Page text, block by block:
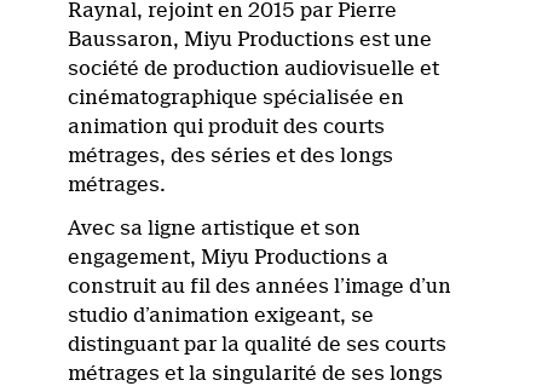
Raynal, rejoint en 2015 par Pierre
Baussaron, Miyu Productions est une
société de production audiovisuelle et
cinématographique spécialisée en
animation qui produit des courts
métrages, des séries et des longs
métrages.
Avec sa ligne artistique et son
engagement, Miyu Productions a
construit au fil des années l’image d’un
studio d’animation exigeant, se
distinguant par la qualité de ses courts
métrages et la singularité de ses longs